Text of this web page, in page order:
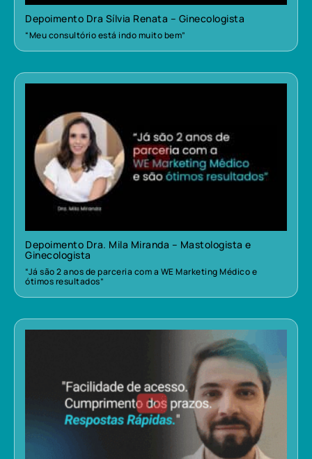
Depoimento Dra Sílvia Renata – Ginecologista
“Meu consultório está indo muito bem”
Depoimento Dra. Mila Miranda – Mastologista e
Ginecologista
“Já são 2 anos de parceria com a WE Marketing Médico e
ótimos resultados”